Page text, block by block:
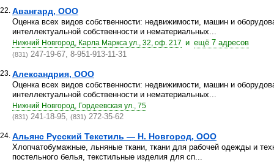
22. Авангард, ООО
Оценка всех видов собственности: недвижимости, машин и
интеллектуальной собственности и нематериальных...
Нижний Новгород, Карла Маркса ул., 32, оф. 217 и ещё 7 адресов
(831) 247-19-67, 8-951-913-11-31
23. Александрия, ООО
Оценка всех видов собственности: недвижимости, машин и
интеллектуальной собственности и нематериальных...
Нижний Новгород, Гордеевская ул., 75
(831) 241-18-95, (831) 272-35-62
24. Альянс Русский Текстиль — Н. Новгород, ООО
Хлопчатобумажные, льняные ткани, ткани для рабочей одежды и
постельного белья, текстильные изделия для сп...